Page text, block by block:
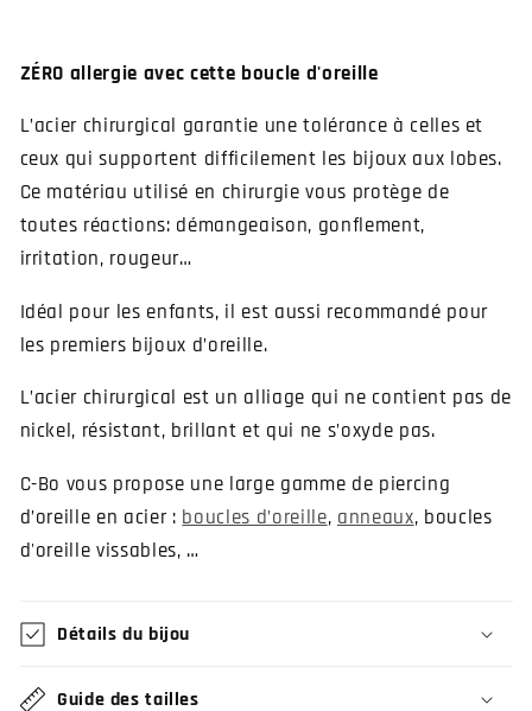
ZÉRO allergie avec cette boucle d'oreille
L’acier chirurgical garantie une tolérance à celles et
ceux qui supportent difficilement les bijoux aux lobes.
Ce matériau utilisé en chirurgie vous protège de
toutes réactions: démangeaison, gonflement,
irritation, rougeur…
Idéal pour les enfants, il est aussi recommandé pour
les premiers bijoux d’oreille.
L’acier chirurgical est un alliage qui ne contient pas de
nickel, résistant, brillant et qui ne s’oxyde pas.
C-Bo vous propose une large gamme de piercing
d’oreille en acier : boucles d’oreille, anneaux, boucles
d'oreille vissables, …
Détails du bijou
Guide des tailles